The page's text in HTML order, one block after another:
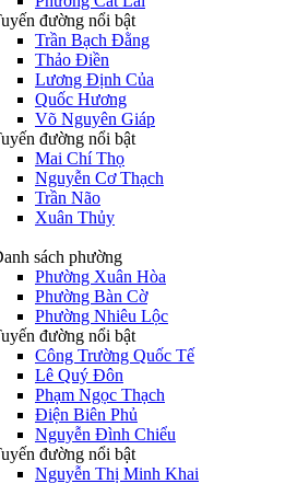
đường nổi bật
Trần Bạch Đằng
Thảo Điền
Lương Định Của
Quốc Hương
Võ Nguyên Giáp
đường nổi bật
Mai Chí Thọ
Nguyễn Cơ Thạch
Trần Não
Xuân Thủy
sách phường
Phường Xuân Hòa
Phường Bàn Cờ
Phường Nhiêu Lộc
đường nổi bật
Công Trường Quốc Tế
Lê Quý Đôn
Phạm Ngọc Thạch
Điện Biên Phủ
Nguyễn Đình Chiểu
đường nổi bật
Nguyễn Thị Minh Khai